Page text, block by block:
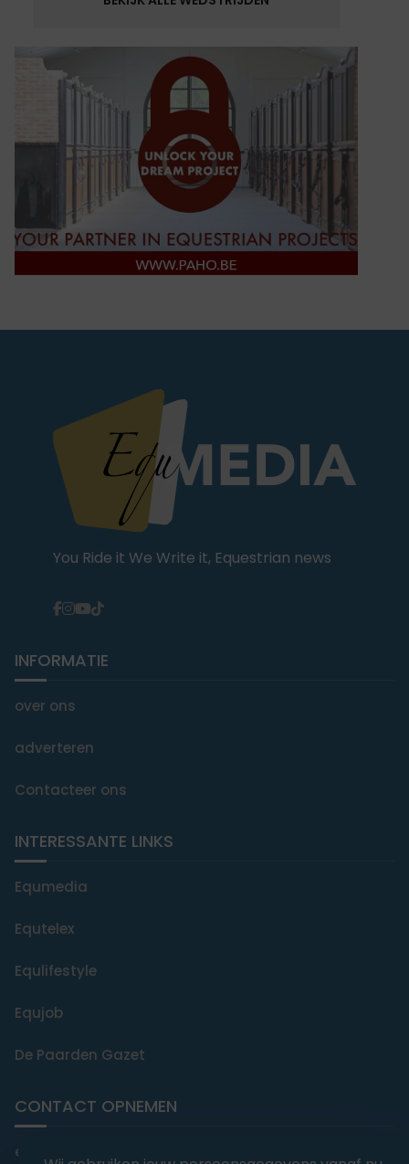
You Ride it We Write it, Equestrian news
INFORMATIE
over ons
adverteren
Contacteer ons
INTERESSANTE LINKS
Equmedia
Equtelex
Equlifestyle
Equjob
De Paarden Gazet
CONTACT OPNEMEN
editorial@equmedia.be